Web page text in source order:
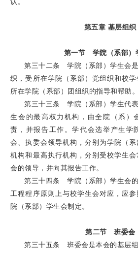
认。
第五章 基层组织
第一节 学院（系部）
第三十二条 学院（系部）学生会
织，受所在学院（系部）党组织和校
所在学院（系部）团组织的指导和帮助。
第三十三条 学院（系部）学生代
生会的最高权力机构，由全院（系）
责，并报告工作。学代会选举产生学
会、执委会领导机构，分别为学院（
机构和最高执行机构，分别受校学生
会的领导，并向其报告工作。
第三十四条 学院（系部）学生会的
工程程序原则上与校学生会对应，应
院（系部）学生会制定。
第二节 班委会
第三十五条 班委会是本会的基层